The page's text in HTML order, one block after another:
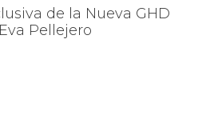
de la Nueva GHD
Pellejero